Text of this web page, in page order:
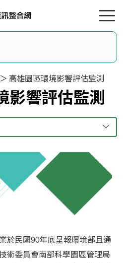
高雄園區環境影響評估監測
影響評估監測
於民國90年底呈報環境部且通
術委員會南部科學園區管理局